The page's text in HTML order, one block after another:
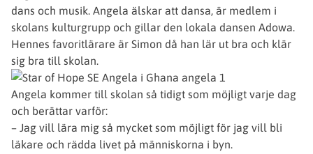
dans och musik. Angela älskar att dansa, är medlem i
skolans kulturgrupp och gillar den lokala dansen Adowa.
Hennes favoritlärare är Simon då han lär ut bra och klär
sig bra till skolan.
Angela kommer till skolan så tidigt som möjligt varje dag
och berättar varför:
– Jag vill lära mig så mycket som möjligt för jag vill bli
läkare och rädda livet på människorna i byn.